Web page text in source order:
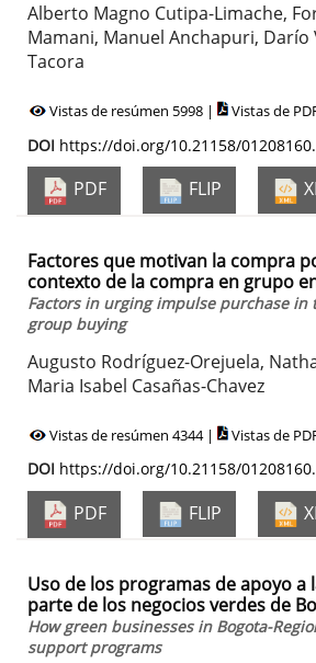
Alberto Magno Cutipa-Limache,
Mamani, Manuel Anchapuri,
Tacora
Vistas de resúmen 5998 | Vistas de
DOI https://doi.org/10.21158/
PDF FLIP
Factores que motivan la compra
contexto de la compra en grupo
Factors in urging impulse purchase in
group buying
Augusto Rodríguez-Orejuela,
Maria Isabel Casañas-Chavez
Vistas de resúmen 4344 | Vistas de
DOI https://doi.org/10.21158/
PDF FLIP
Uso de los programas de apoyo
parte de los negocios verdes de
How green businesses in Bogota-
support programs